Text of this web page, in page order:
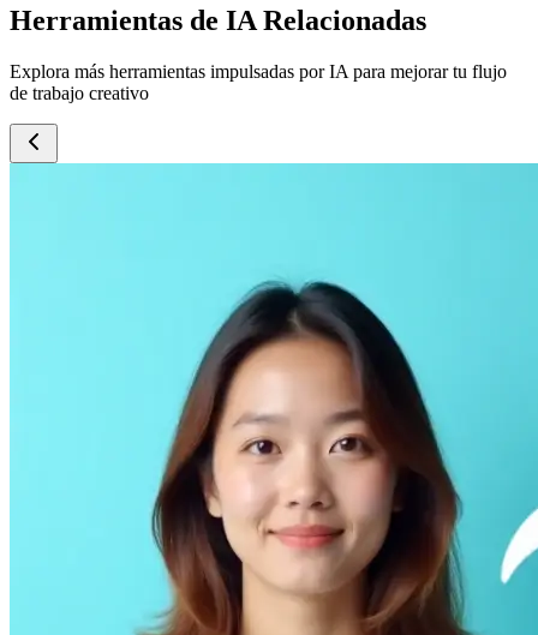
Herramientas de IA Relacionadas
Explora más herramientas impulsadas por IA para mejorar tu flujo
de trabajo creativo